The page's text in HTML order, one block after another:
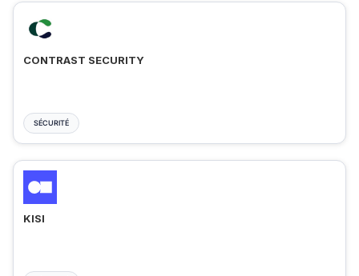
CONTRAST SECURITY
SÉCURITÉ
KISI